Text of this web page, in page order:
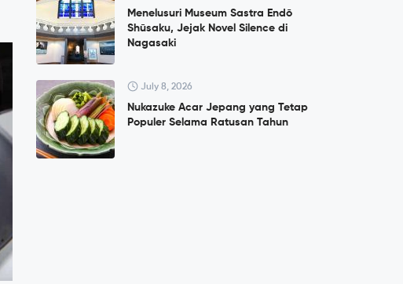
Menelusuri Museum Sastra Endō
Shūsaku, Jejak Novel Silence di
Nagasaki
July 8, 2026
Nukazuke Acar Jepang yang Tetap
Populer Selama Ratusan Tahun